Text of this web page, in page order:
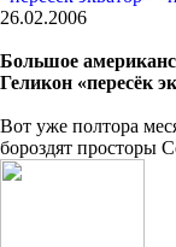
26.02.2006
Большое
Геликон «пересёк
Вот уже полтора
бороздят просторы